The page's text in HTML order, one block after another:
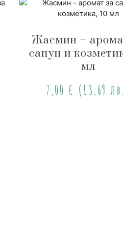
Жасмин –
сапун и
мл
7,00 € (13,69